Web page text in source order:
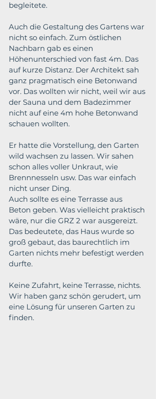
begleitete.
Auch die Gestaltung des Gartens war
nicht so einfach. Zum östlichen
Nachbarn gab es einen
Höhenunterschied von fast 4m. Das
auf kurze Distanz. Der Architekt sah
ganz pragmatisch eine Betonwand
vor. Das wollten wir nicht, weil wir aus
der Sauna und dem Badezimmer
nicht auf eine 4m hohe Betonwand
schauen wollten.
Er hatte die Vorstellung, den Garten
wild wachsen zu lassen. Wir sahen
schon alles voller Unkraut, wie
Brennnesseln usw. Das war einfach
nicht unser Ding.
Auch sollte es eine Terrasse aus
Beton geben. Was vielleicht praktisch
wäre, nur die GRZ 2 war ausgereizt.
Das bedeutete, das Haus wurde so
groß gebaut, das baurechtlich im
Garten nichts mehr befestigt werden
durfte.
Keine Zufahrt, keine Terrasse, nichts.
Wir haben ganz schön gerudert, um
eine Lösung für unseren Garten zu
finden.